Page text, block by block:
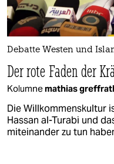
Debatte Westen und
Der rote Faden der
Kolumnemathias
Die Willkommenskultur
Hassan al-Turabi und
miteinander zu tun